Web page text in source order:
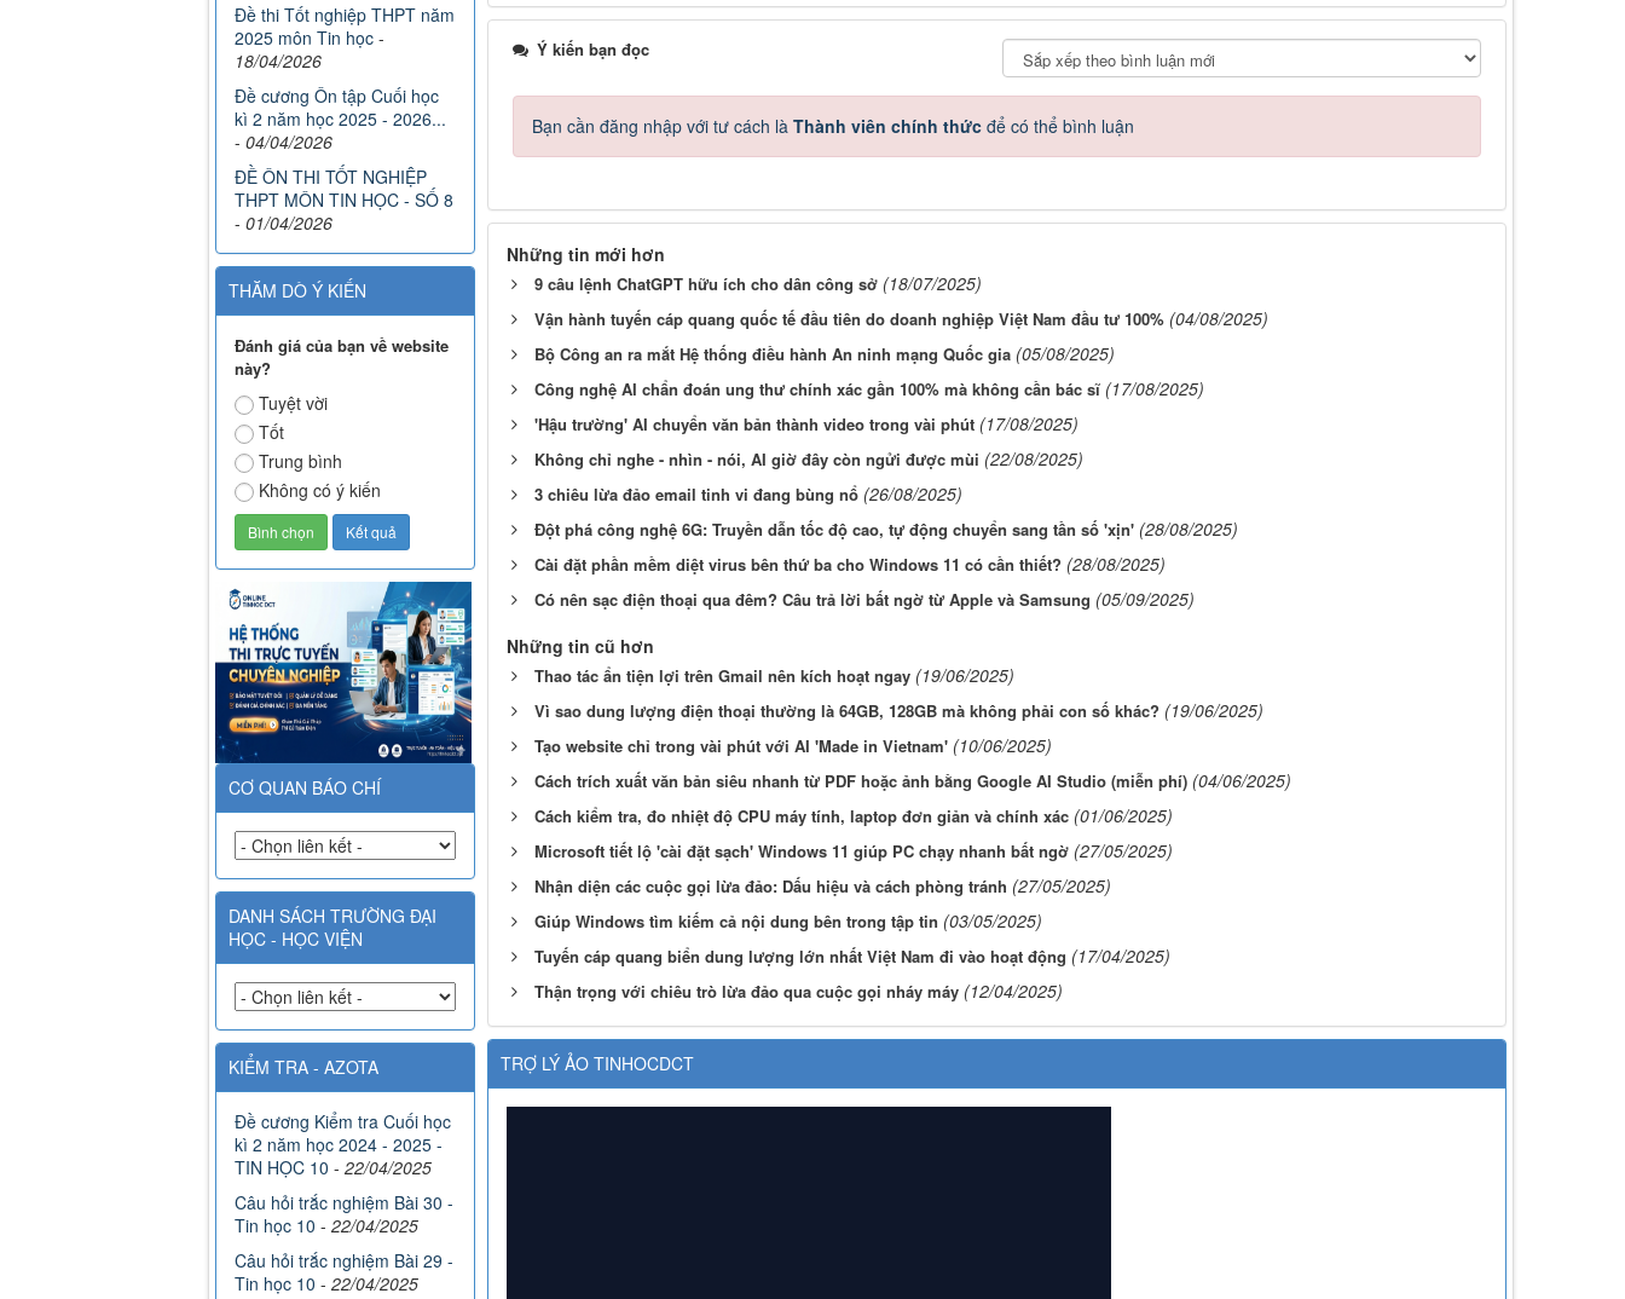
Ý kiến bạn đọc
Bạn cần đăng nhập với tư cách là Thành viên chính thứcđể có thể bình luận
Những tin mới hơn
9 câu lệnh ChatGPT hữu ích cho dân công sở (18/07/2025)
Vận hành tuyến cáp quang quốc tế đầu tiên do doanh nghiệp Việt Nam đầu tư 100% (04/08/2025)
Bộ Công an ra mắt Hệ thống điều hành An ninh mạng Quốc gia (05/08/2025)
Công nghệ AI chẩn đoán ung thư chính xác gần 100% mà không cần bác sĩ (17/08/2025)
'Hậu trường' AI chuyển văn bản thành video trong vài phút (17/08/2025)
Không chỉ nghe - nhìn - nói, AI giờ đây còn ngửi được mùi (22/08/2025)
3 chiêu lừa đảo email tinh vi đang bùng nổ (26/08/2025)
Đột phá công nghệ 6G: Truyền dẫn tốc độ cao, tự động chuyển sang tần số 'xịn' (28/08/2025)
Cài đặt phần mềm diệt virus bên thứ ba cho Windows 11 có cần thiết? (28/08/2025)
Có nên sạc điện thoại qua đêm? Câu trả lời bất ngờ từ Apple và Samsung (05/09/2025)
Những tin cũ hơn
Thao tác ẩn tiện lợi trên Gmail nên kích hoạt ngay (19/06/2025)
Vì sao dung lượng điện thoại thường là 64GB, 128GB mà không phải con số khác? (19/06/2025)
Tạo website chỉ trong vài phút với AI 'Made in Vietnam' (10/06/2025)
Cách trích xuất văn bản siêu nhanh từ PDF hoặc ảnh bằng Google AI Studio (miễn phí) (04/06/2025)
Cách kiểm tra, đo nhiệt độ CPU máy tính, laptop đơn giản và chính xác (01/06/2025)
Microsoft tiết lộ 'cài đặt sạch' Windows 11 giúp PC chạy nhanh bất ngờ (27/05/2025)
Nhận diện các cuộc gọi lừa đảo: Dấu hiệu và cách phòng tránh (27/05/2025)
Giúp Windows tìm kiếm cả nội dung bên trong tập tin (03/05/2025)
Tuyến cáp quang biển dung lượng lớn nhất Việt Nam đi vào hoạt động (17/04/2025)
Thận trọng với chiêu trò lừa đảo qua cuộc gọi nháy máy (12/04/2025)
TRỢ LÝ ẢO TINHOCDCT
Đề thi Tốt nghiệp THPT năm
2025 môn Tin học -
18/04/2026
Đề cương Ôn tập Cuối học
kì 2 năm học 2025 - 2026...
- 04/04/2026
ĐỀ ÔN THI TỐT NGHIỆP
THPT MÔN TIN HỌC - SỐ 8
- 01/04/2026
THĂM DÒ Ý KIẾN
Đánh giá của bạn về website
này?
Tuyệt vời
Tốt
Trung bình
Không có ý kiến
CƠ QUAN BÁO CHÍ
DANH SÁCH TRƯỜNG ĐẠI
HỌC - HỌC VIỆN
KIỂM TRA - AZOTA
Đề cương Kiểm tra Cuối học
kì 2 năm học 2024 - 2025 -
TIN HỌC 10 - 22/04/2025
Câu hỏi trắc nghiệm Bài 30 -
Tin học 10 - 22/04/2025
Câu hỏi trắc nghiệm Bài 29 -
Tin học 10 - 22/04/2025